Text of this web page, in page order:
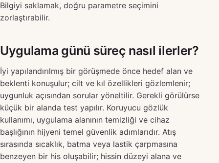
Bilgiyi saklamak, doğru parametre seçimini
zorlaştırabilir.
Uygulama günü süreç nasıl ilerler?
İyi yapılandırılmış bir görüşmede önce hedef alan ve
beklenti konuşulur; cilt ve kıl özellikleri gözlemlenir;
uygunluk açısından sorular yöneltilir. Gerekli görülürse
küçük bir alanda test yapılır. Koruyucu gözlük
kullanımı, uygulama alanının temizliği ve cihaz
başlığının hijyeni temel güvenlik adımlarıdır. Atış
sırasında sıcaklık, batma veya lastik çarpmasına
benzeyen bir his oluşabilir; hissin düzeyi alana ve